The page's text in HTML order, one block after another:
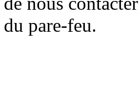
du pare-feu.